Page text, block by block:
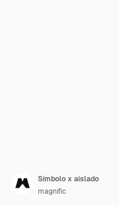
Símbolo x aislado
magnific